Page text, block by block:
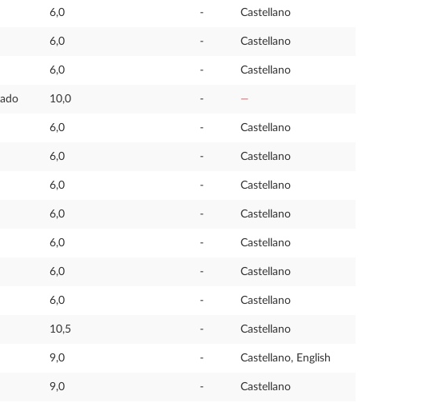
6,0 - Castellano
6,0 - Castellano
6,0 - Castellano
10,0 - —
6,0 - Castellano
6,0 - Castellano
6,0 - Castellano
6,0 - Castellano
6,0 - Castellano
6,0 - Castellano
6,0 - Castellano
10,5 - Castellano
9,0 - Castellano, English
9,0 - Castellano